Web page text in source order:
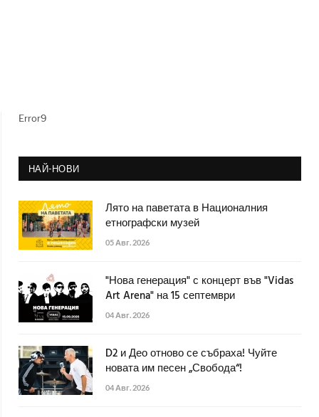
Error9
НАЙ-НОВИ
Лято на паветата в Националния
етнографски музей
05 Авг. 2026
"Нова генерация" с концерт във "Vidas
Art Arena" на 15 септември
04 Авг. 2026
D2 и Део отново се събраха! Чуйте
новата им песен „Свобода“!
04 Авг. 2026